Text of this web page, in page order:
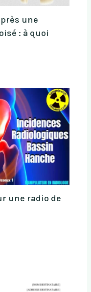
une
: à quoi
une radio de